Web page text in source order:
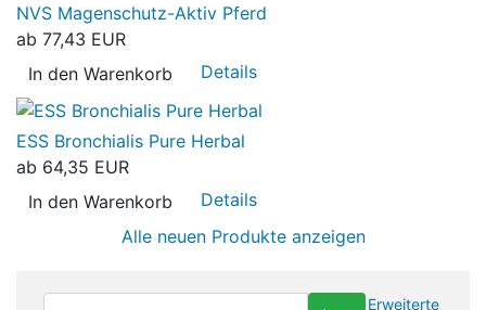
NVS Magenschutz-Aktiv Pferd
ab 77,43 EUR
In den Warenkorb
Details
ESS Bronchialis Pure Herbal
ab 64,35 EUR
In den Warenkorb
Details
Alle neuen Produkte anzeigen
Erweiterte